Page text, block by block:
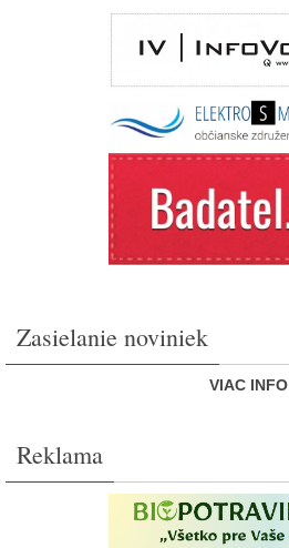
Zasielanie noviniek
VIAC INFO
Reklama